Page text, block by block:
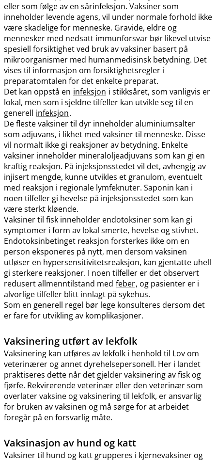
eller som følge av en sårinfeksjon. Vaksiner som
inneholder levende agens, vil under normale forhold ikke
være skadelige for menneske. Gravide, eldre og
mennesker med nedsatt immunforsvar bør likevel utvise
spesiell forsiktighet ved bruk av vaksiner basert på
mikroorganismer med humanmedisinsk betydning. Det
vises til informasjon om forsiktighetsregler i
preparatomtalen for det enkelte preparat.
Det kan oppstå en infeksjon i stikksåret, som vanligvis er
lokal, men som i sjeldne tilfeller kan utvikle seg til en
generell infeksjon.
De fleste vaksiner til dyr inneholder aluminiumsalter
som adjuvans, i likhet med vaksiner til menneske. Disse
vil normalt ikke gi reaksjoner av betydning. Enkelte
vaksiner inneholder mineraloljeadjuvans som kan gi en
kraftig reaksjon. På injeksjonsstedet vil det, avhengig av
injisert mengde, kunne utvikles et granulom, eventuelt
med reaksjon i regionale lymfeknuter. Saponin kan i
noen tilfeller gi hevelse på injeksjonsstedet som kan
være sterkt kløende.
Vaksiner til fisk inneholder endotoksiner som kan gi
symptomer i form av lokal smerte, hevelse og stivhet.
Endotoksinbetinget reaksjon forsterkes ikke om en
person eksponeres på nytt, men dersom vaksinen
utløser en hypersensitivitetsreaksjon, kan gjentatte uhell
gi sterkere reaksjoner. I noen tilfeller er det observert
redusert allmenntilstand med feber, og pasienter er i
alvorlige tilfeller blitt innlagt på sykehus.
Som en generell regel bør lege konsulteres dersom det
er fare for utvikling av komplikasjoner.
Vaksinering utført av lekfolk
Vaksinering kan utføres av lekfolk i henhold til Lov om
veterinærer og annet dyrehelsepersonell. Her i landet
praktiseres dette når det gjelder vaksinering av fisk og
fjørfe. Rekvirerende veterinær eller den veterinær som
overlater vaksine og vaksinering til lekfolk, er ansvarlig
for bruken av vaksinen og må sørge for at arbeidet
foregår på en forsvarlig måte.
Vaksinasjon av hund og katt
Vaksiner til hund og katt grupperes i kjernevaksiner og